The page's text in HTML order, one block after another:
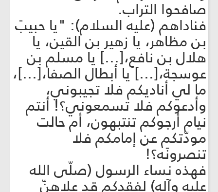
صافحوا التراب.
فناداهم (عليه السلام): "يا حبيبَ
بن مظاهر، يا زهير بن القين، يا
هلال بن نافع،[...] يا مسلم بن
عوسجة،[...] يا أبطال الصفا،[...]،
ما لي أناديكم فلا تجيبوني،
وأدعوكم فلا تسمعوني؟! أنتم
نيام أرجوكم تنتبهون، أم حالت
مودّتكم عن إمامكم فلا
تنصرونَه؟!
فهذه نساء الرسول (صلّى الله
عليه وآله) لفقدكم قد علاهنّ